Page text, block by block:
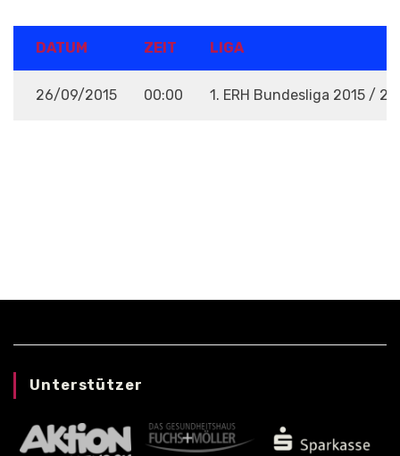
DATUM ZEIT LIGA
26/09/2015 00:00 1. ERH Bundesliga 2015 /
Unterstützer